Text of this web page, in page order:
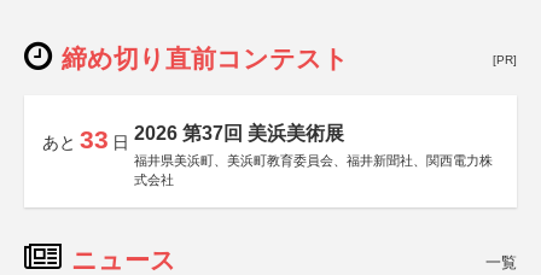
締め切り直前コンテスト [PR]
あと 33 日 2026 第37回 美浜美術展
福井県美浜町、美浜町教育委員会、福井新聞社、関西電力株
式会社
ニュース 一覧